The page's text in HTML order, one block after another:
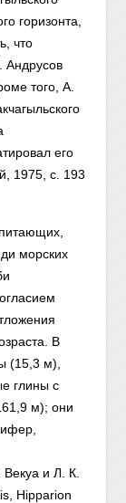
горизонта,
что
Андрусов
того, А.
его
1975, с. 193
морских
В
(15,3 м),
глины с
м); они
и Л. К.
Hipparion